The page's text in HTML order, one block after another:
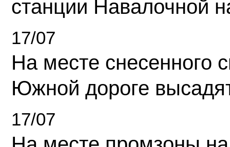
станции Навалочной
17/07
На месте снесенного
Южной дороге
17/07